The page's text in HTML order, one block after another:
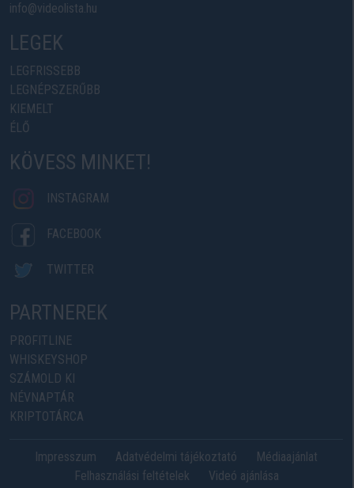
info@videolista.hu
LEGEK
LEGFRISSEBB
LEGNÉPSZERŰBB
KIEMELT
ÉLŐ
KÖVESS MINKET!
INSTAGRAM
FACEBOOK
TWITTER
PARTNEREK
PROFITLINE
WHISKEYSHOP
SZÁMOLD KI
NÉVNAPTÁR
KRIPTOTÁRCA
Impresszum Adatvédelmi tájékoztató
Médiaajánlat
Felhasználási feltételek
Videó ajánlása